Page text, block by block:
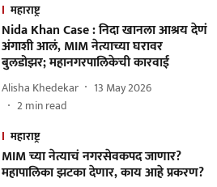
महाराष्ट्र
Nida Khan Case : निदा खानला आश्रय देणं
अंगाशी आलं, MIM नेत्याच्या घरावर
बुलडोझर; महानगरपालिकेची कारवाई
Alisha Khedekar
13 May 2026
2min read
महाराष्ट्र
MIM च्या नेत्याचं नगरसेवकपद जाणार?
महापालिका झटका देणार, काय आहे प्रकरण?